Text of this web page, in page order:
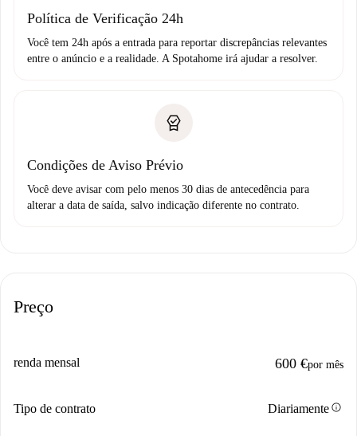
Política de Verificação 24h
Você tem 24h após a entrada para reportar discrepâncias relevantes
entre o anúncio e a realidade. A Spotahome irá ajudar a resolver.
Condições de Aviso Prévio
Você deve avisar com pelo menos 30 dias de antecedência para
alterar a data de saída, salvo indicação diferente no contrato.
Preço
renda mensal 600 €por mês
Tipo de contrato Diariamenteinfo